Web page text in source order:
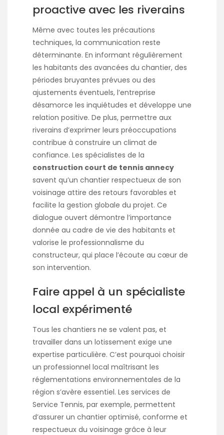
proactive avec les riverains
Même avec toutes les précautions
techniques, la communication reste
déterminante. En informant régulièrement
les habitants des avancées du chantier, des
périodes bruyantes prévues ou des
ajustements éventuels, l’entreprise
désamorce les inquiétudes et développe une
relation positive. De plus, permettre aux
riverains d’exprimer leurs préoccupations
contribue à construire un climat de
confiance. Les spécialistes de la
construction court de tennis annecy
savent qu’un chantier respectueux de son
voisinage attire des retours favorables et
facilite la gestion globale du projet. Ce
dialogue ouvert démontre l’importance
donnée au cadre de vie des habitants et
valorise le professionnalisme du
constructeur, qui place l’écoute au cœur de
son intervention.
Faire appel à un spécialiste
local expérimenté
Tous les chantiers ne se valent pas, et
travailler dans un lotissement exige une
expertise particulière. C’est pourquoi choisir
un professionnel local maîtrisant les
réglementations environnementales de la
région s’avère essentiel. Les services de
Service Tennis, par exemple, permettent
d’assurer un chantier optimisé, conforme et
respectueux du voisinage grâce à leur